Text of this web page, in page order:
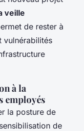
veille
de rester à
vulnérabilités
à la
employés
la posture de
de